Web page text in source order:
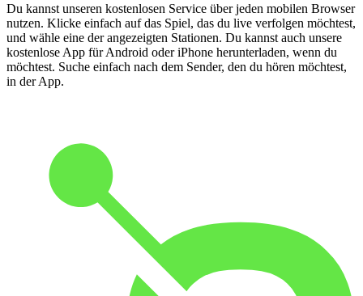
Du kannst unseren kostenlosen Service über jeden mobilen Browser
nutzen. Klicke einfach auf das Spiel, das du live verfolgen möchtest,
und wähle eine der angezeigten Stationen. Du kannst auch unsere
kostenlose App für Android oder iPhone herunterladen, wenn du
möchtest. Suche einfach nach dem Sender, den du hören möchtest,
in der App.